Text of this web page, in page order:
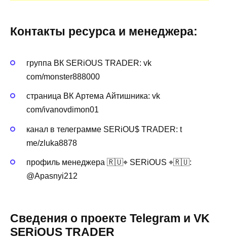
Контакты ресурса и менеджера:
группа ВК SERiOUS TRADER: vk
com/monster888000
страница ВК Артема Айтишника: vk
com/ivanovdimon01
канал в телеграмме SERiOU$ TRADER: t
me/zluka8878
профиль менеджера 🇷🇺⌖ SERiOUS ⌖🇷🇺:
@Apasnyi212
Сведения о проекте Telegram и VK
SERiOUS TRADER